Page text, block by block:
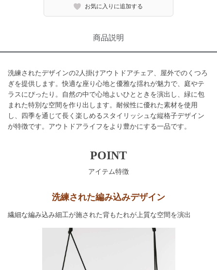
お気に入りに追加する
商品説明
洗練されたデザインの2人掛けアウトドアチェア、屋外でのくつろ
ぎを提供します。快適な座り心地と優雅な揺れが魅力で、庭やテ
ラスにぴったり。自然の中で心地よいひとときを演出し、緑に包
まれた特別な空間を作り出します。耐候性に優れた素材を使用
し、四季を通じて長く楽しめるスタイリッシュな縦格子デザイン
が特徴です。アウトドアライフをより豊かにする一品です。
POINT
アイテム特徴
洗練された編み込みデザイン
繊細な編み込み細工が施された背もたれが上質な空間を演出